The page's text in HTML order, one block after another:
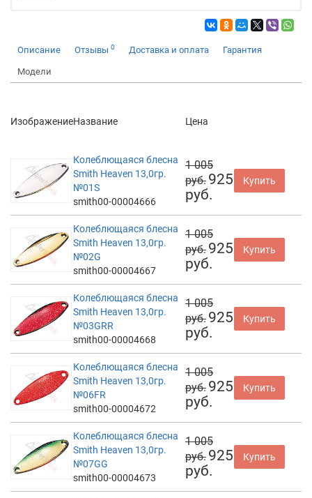
Описание Отзывы 0 Доставка и оплата Гарантия
Модели
ИзображениеНазвание Цена
Колеблющаяся блесна
Smith Heaven 13,0гр.
№01S
smith00-00004666
1 005
руб. 925
руб.
Купить
Колеблющаяся блесна
Smith Heaven 13,0гр.
№02G
smith00-00004667
1 005
руб. 925
руб.
Купить
Колеблющаяся блесна
Smith Heaven 13,0гр.
№03GRR
smith00-00004668
1 005
руб. 925
руб.
Купить
Колеблющаяся блесна
Smith Heaven 13,0гр.
№06FR
smith00-00004672
1 005
руб. 925
руб.
Купить
Колеблющаяся блесна
Smith Heaven 13,0гр.
№07GG
smith00-00004673
1 005
руб. 925
руб.
Купить